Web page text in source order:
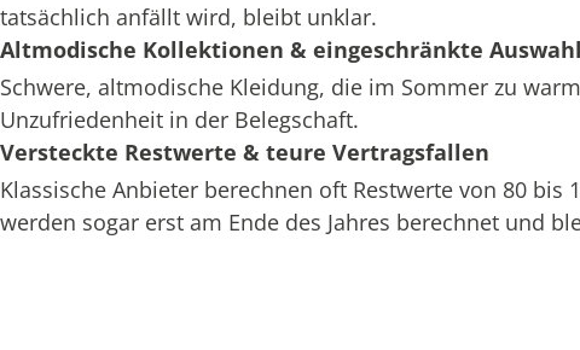
tatsächlich anfällt wird, bleibt unklar.
Altmodische Kollektionen & eingeschränkte Auswahl
Schwere, altmodische Kleidung, die im Sommer zu
Unzufriedenheit in der Belegschaft.
Versteckte Restwerte & teure Vertragsfallen
Klassische Anbieter berechnen oft Restwerte von 80 bis
werden sogar erst am Ende des Jahres berechnet und